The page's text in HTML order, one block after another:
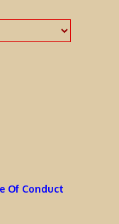
Of Conduct